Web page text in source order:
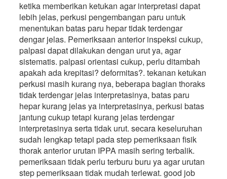
ketika memberikan ketukan agar interpretasi dapat
lebih jelas, perkusi pengembangan paru untuk
menentukan batas paru hepar tidak terdengar
dengar jelas. Pemeriksaan anterior inspeksi cukup,
palpasi dapat dilakukan dengan urut ya, agar
sistematis. palpasi orientasi cukup, perlu ditambah
apakah ada krepitasi? deformitas?. tekanan ketukan
perkusi masih kurang nya, beberapa bagian thoraks
tidak terdengar jelas interpretasinya, batas paru
hepar kurang jelas ya interpretasinya, perkusi batas
jantung cukup tetapi kurang jelas terdengar
interpretasinya serta tidak urut. secara keseluruhan
sudah lengkap tetapi pada step pemeriksaan fisik
thorak anterior urutan IPPA masih sering terbalik.
pemeriksaan tidak perlu terburu buru ya agar urutan
step pemeriksaan tidak mudah terlewat. good job